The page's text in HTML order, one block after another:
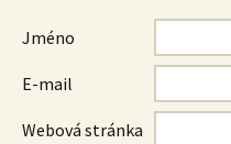
Jméno
E-mail
Webová stránka